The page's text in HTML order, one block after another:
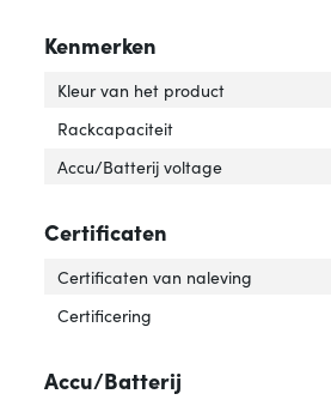
Kenmerken
Kleur van het product
Rackcapaciteit
Accu/Batterij voltage
Certificaten
Certificaten van naleving
Certificering
Accu/Batterij